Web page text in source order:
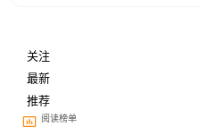
关注
最新
推荐
阅读榜单